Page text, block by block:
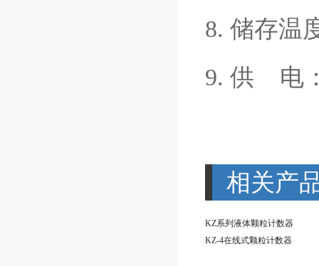
8. 储存温
9. 供 电
相关产
KZ系列液体颗粒计数器
KZ-4在线式颗粒计数器